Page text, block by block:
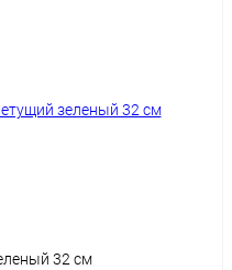
32 см